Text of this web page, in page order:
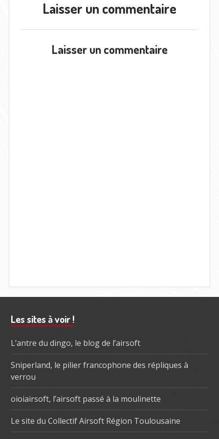
Laisser un commentaire
Laisser un commentaire
Barre
subsidiaire
Les sites à voir !
L’antre du dingo, le blog de l’airsoft
Sniperland, le pilier francophone des répliques à
verrou
oioiairsoft, l’airsoft passé à la moulinette
Le site du Collectif Airsoft Région Toulousaine